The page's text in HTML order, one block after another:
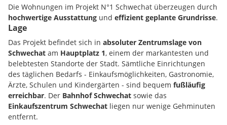
Die Wohnungen im Projekt N°1 Schwechat überzeugen durch
hochwertige Ausstattung und effizient geplante Grundrisse.
Großzügige Fensterflächen, langlebige Materialien
moderne Heiz- und Kühltechniksorgen für hohen
Wohnkomfort und ein angenehmes Raumklima. Je nach
Wohnung stehen private Freiflächen wie Balkon, Loggia,
Terrasse oder Garten zur Verfügung.
Die Lage überzeugt durch ihrehervorragende Infrastruktur
Einkaufsmöglichkeiten, Gastronomie,derBahnhof
Schwechat
sowie zahlreiche Einrichtungen des täglichen
Lage
Das Projekt befindet sich in absoluter Zentrumslage von
Schwechat am Hauptplatz 1, einem der markantesten und
belebtesten Standorte der Stadt. Sämtliche Einrichtungen
des täglichen Bedarfs - Einkaufsmöglichkeiten, Gastronomie,
Ärzte, Schulen und Kindergärten - sind bequem fußläufig
erreichbar. Der Bahnhof Schwechat sowie das
Einkaufszentrum Schwechat liegen nur wenige Gehminuten
entfernt.